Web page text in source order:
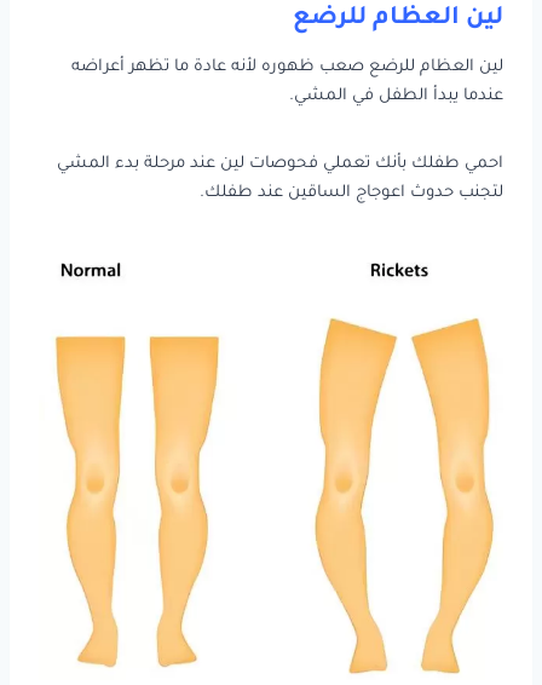
لين العظام للرضع
لين العظام للرضع صعب ظهوره لأنه عادة ما تظهر أعراضه
عندما يبدأ الطفل في المشي.
احمي طفلك بأنك تعملي فحوصات لين عند مرحلة بدء المشي
لتجنب حدوث اعوجاج الساقين عند طفلك.